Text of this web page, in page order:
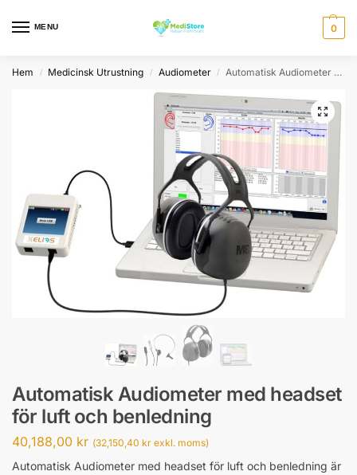
MENU 0
Hem / Medicinsk Utrustning / Audiometer / Automatisk Audiometer med headset för luft och benledning
Automatisk Audiometer med headset
för luft och benledning
40,188,00 kr (32,150,40 kr exkl. moms)
Automatisk Audiometer med headset för luft och benledning är